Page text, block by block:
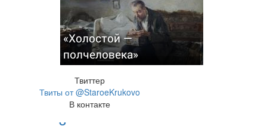
«Холостой —
полчеловека»
Твиттер
Твиты от @StaroeKrukovo
В контакте